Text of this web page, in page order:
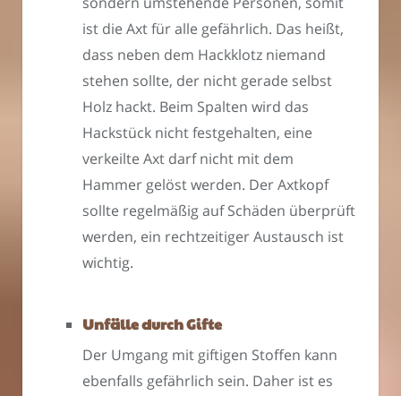
ist die Axt für alle gefährlich. Das heißt,
dass neben dem Hackklotz niemand
stehen sollte, der nicht gerade selbst
Holz hackt. Beim Spalten wird das
Hackstück nicht festgehalten, eine
verkeilte Axt darf nicht mit dem
Hammer gelöst werden. Der Axtkopf
sollte regelmäßig auf Schäden überprüft
werden, ein rechtzeitiger Austausch ist
wichtig.
Unfälle durch Gifte
Der Umgang mit giftigen Stoffen kann
ebenfalls gefährlich sein. Daher ist es